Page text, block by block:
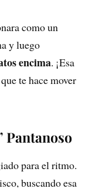
como un
y luego
encima. ¡Esa
te hace mover
Pantanoso
para el ritmo.
buscando esa